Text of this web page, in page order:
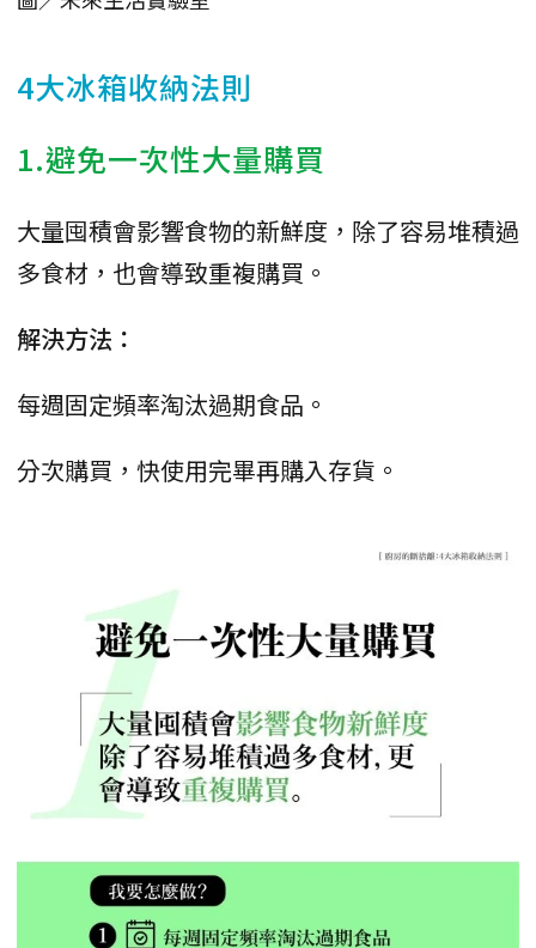
4大冰箱收納法則
1.避免一次性大量購買
大量囤積會影響食物的新鮮度，除了容易堆積過
多食材，也會導致重複購買。
解決方法：
每週固定頻率淘汰過期食品。
分次購買，快使用完畢再購入存貨。